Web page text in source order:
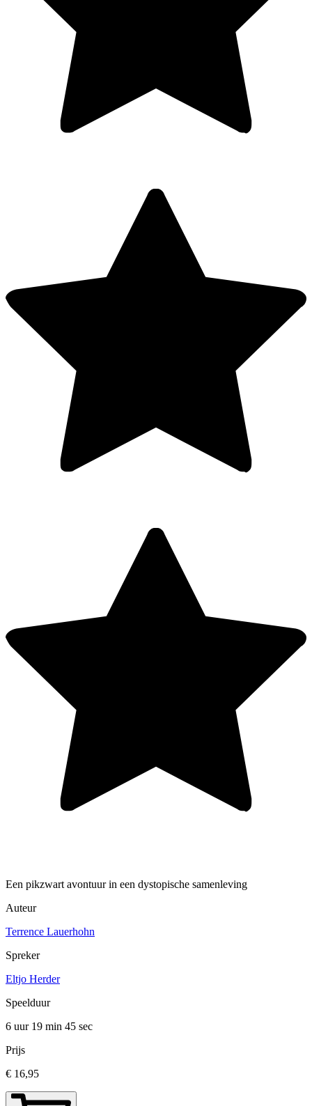
Een pikzwart avontuur in een dystopische samenleving
Auteur
Terrence Lauerhohn
Spreker
Eltjo Herder
Speelduur
6 uur 19 min 45 sec
Prijs
€ 16,95